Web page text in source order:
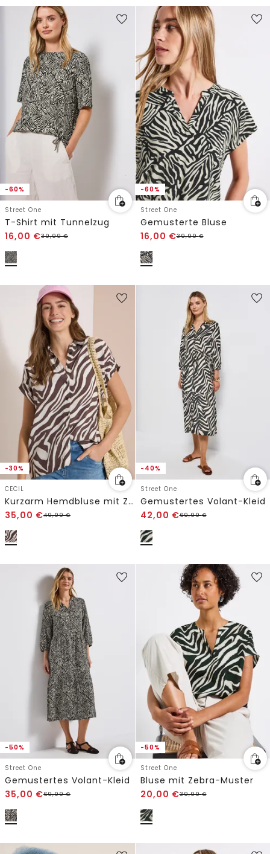
-60%
Street One
T-Shirt mit Tunnelzug
16,00 €39,99€
-60%
Street One
Gemusterte Bluse
16,00 €39,99€
-30%
CECIL
Kurzarm Hemdbluse mit Zebra-Print
35,00 €49,99€
-40%
Street One
Gemustertes Volant-Kleid
42,00 €69,99€
-50%
Street One
Gemustertes Volant-Kleid
35,00 €69,99€
-50%
Street One
Bluse mit Zebra-Muster
20,00 €39,99€